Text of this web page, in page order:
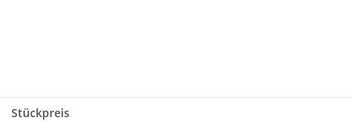
Stückpreis